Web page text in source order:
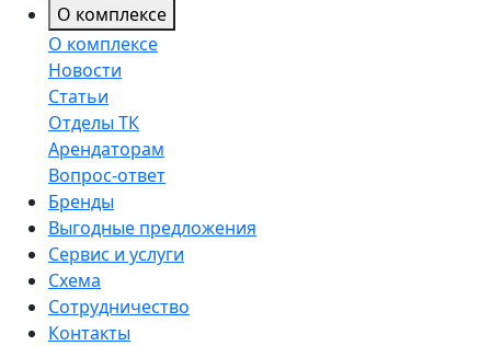
О комплексе
О комплексе
Новости
Статьи
Отделы ТК
Арендаторам
Вопрос-ответ
Бренды
Выгодные предложения
Сервис и услуги
Схема
Сотрудничество
Контакты